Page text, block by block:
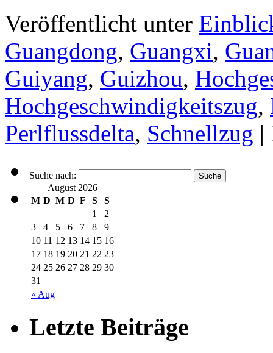
Veröffentlicht unter
Guangdong, Guangxi,
Guiyang, Guizhou,
Hochgeschwindigkeitszug,
Perlflussdelta, Schnellzug |
Suche nach:
August 2026
M D M D F S S
« Aug
1
2
3
4 5 6 7 8
9
10 11 12 13 14 15 16
17 18 19 20 21 22 23
24 25 26 27 28 29 30
31
Letzte Beiträge